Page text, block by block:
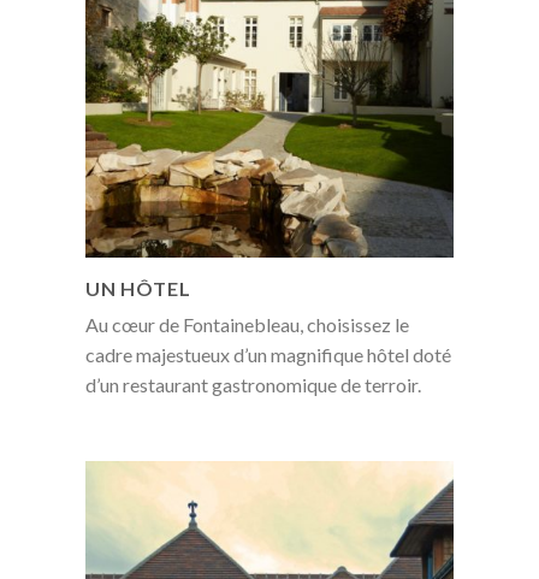
UN HÔTEL
Au cœur de Fontainebleau, choisissez le
cadre majestueux d’un magnifique hôtel doté
d’un restaurant gastronomique de terroir.